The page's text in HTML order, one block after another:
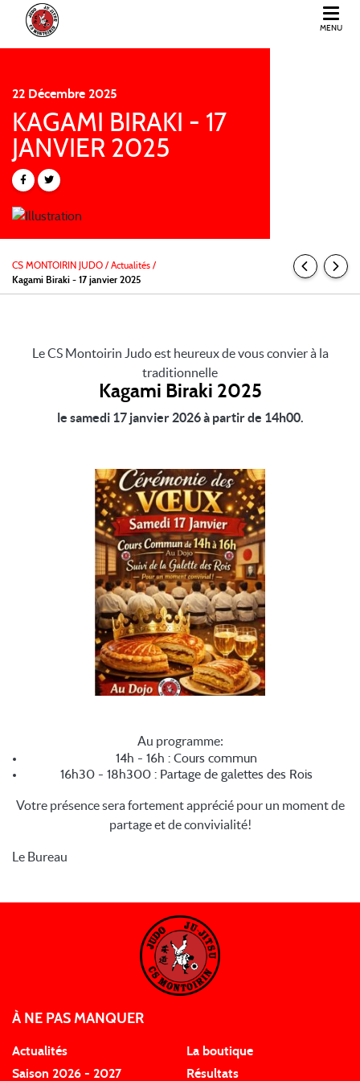
MENU
22 Décembre 2025
KAGAMI BIRAKI - 17
JANVIER 2025
CS MONTOIRIN JUDO / Actualités /
Kagami Biraki - 17 janvier 2025
Le CS Montoirin Judo est heureux de vous convier à la
traditionnelle
Kagami Biraki 2025
le samedi 17 janvier 2026 à partir de 14h00.
Au programme:
14h - 16h : Cours commun
16h30 - 18h300 : Partage de galettes des Rois
Votre présence sera fortement apprécié pour un moment de
partage et de convivialité!
Le Bureau
À NE PAS MANQUER
Actualités
Saison 2026 - 2027
La boutique
Résultats